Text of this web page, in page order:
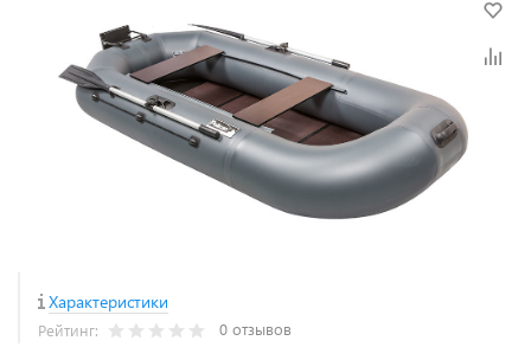
Характеристики
Рейтинг: 0 отзывов